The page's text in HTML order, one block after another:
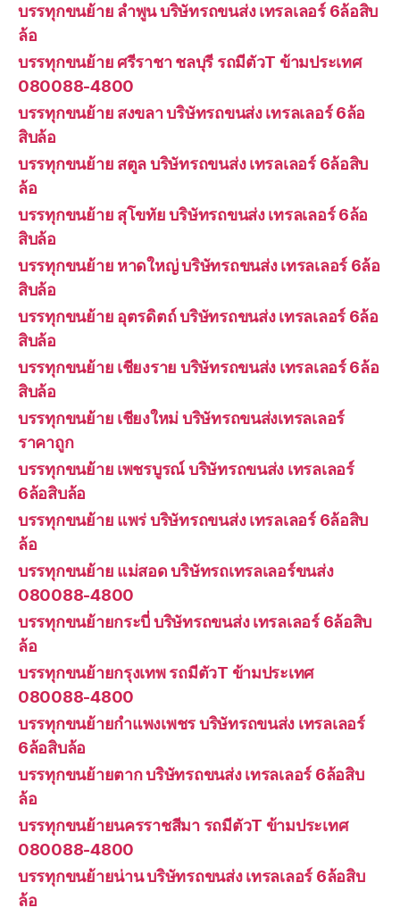
บรรทุกขนย้าย ลำพูน บริษัทรถขนส่ง เทรลเลอร์ 6ล้อสิบ
ล้อ
บรรทุกขนย้าย ศรีราชา ชลบุรี รถมีตัวT ข้ามประเทศ
080088-4800
บรรทุกขนย้าย สงขลา บริษัทรถขนส่ง เทรลเลอร์ 6ล้อ
สิบล้อ
บรรทุกขนย้าย สตูล บริษัทรถขนส่ง เทรลเลอร์ 6ล้อสิบ
ล้อ
บรรทุกขนย้าย สุโขทัย บริษัทรถขนส่ง เทรลเลอร์ 6ล้อ
สิบล้อ
บรรทุกขนย้าย หาดใหญ่ บริษัทรถขนส่ง เทรลเลอร์ 6ล้อ
สิบล้อ
บรรทุกขนย้าย อุตรดิตถ์ บริษัทรถขนส่ง เทรลเลอร์ 6ล้อ
สิบล้อ
บรรทุกขนย้าย เชียงราย บริษัทรถขนส่ง เทรลเลอร์ 6ล้อ
สิบล้อ
บรรทุกขนย้าย เชียงใหม่ บริษัทรถขนส่งเทรลเลอร์
ราคาถูก
บรรทุกขนย้าย เพชรบูรณ์ บริษัทรถขนส่ง เทรลเลอร์
6ล้อสิบล้อ
บรรทุกขนย้าย แพร่ บริษัทรถขนส่ง เทรลเลอร์ 6ล้อสิบ
ล้อ
บรรทุกขนย้าย แม่สอด บริษัทรถเทรลเลอร์ขนส่ง
080088-4800
บรรทุกขนย้ายกระบี่ บริษัทรถขนส่ง เทรลเลอร์ 6ล้อสิบ
ล้อ
บรรทุกขนย้ายกรุงเทพ รถมีตัวT ข้ามประเทศ
080088-4800
บรรทุกขนย้ายกำแพงเพชร บริษัทรถขนส่ง เทรลเลอร์
6ล้อสิบล้อ
บรรทุกขนย้ายตาก บริษัทรถขนส่ง เทรลเลอร์ 6ล้อสิบ
ล้อ
บรรทุกขนย้ายนครราชสีมา รถมีตัวT ข้ามประเทศ
080088-4800
บรรทุกขนย้ายน่าน บริษัทรถขนส่ง เทรลเลอร์ 6ล้อสิบ
ล้อ